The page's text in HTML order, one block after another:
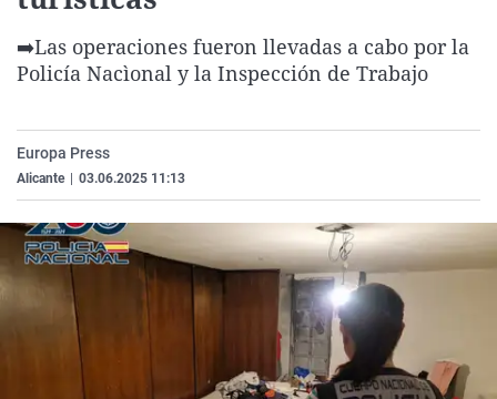
Gente viajera
Retornados
Operación Viuda
Galicia
Navarra
Televisión
➡️Las operaciones fueron llevadas a cabo por la
Policía Nacìonal y la Inspección de Trabajo
Europa Press
Alicante 03.06.2025 11:13